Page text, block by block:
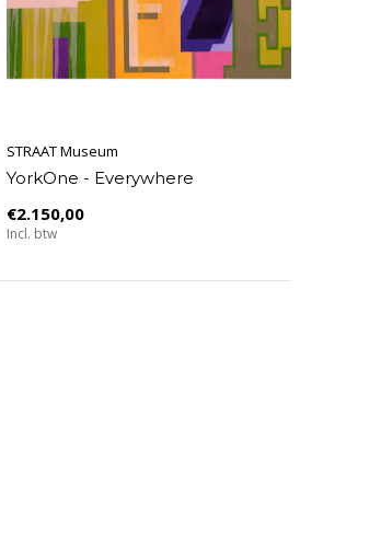
STRAAT Museum
YorkOne - Everywhere
€2.150,00
Incl. btw